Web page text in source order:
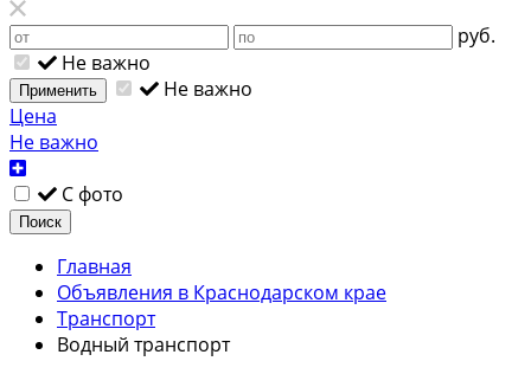
руб.
Не важно
Применить
Не важно
Цена
Не важно
С фото
Поиск
Главная
Объявления в Краснодарском крае
Транспорт
Водный транспорт